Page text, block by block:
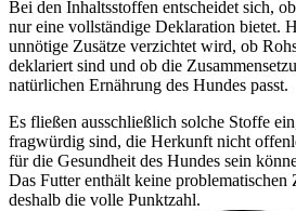
Bei den Inhaltsstoffen entscheidet sich,
nur eine vollständige Deklaration bietet.
unnötige Zusätze verzichtet wird, ob
deklariert sind und ob die
natürlichen Ernährung des Hundes passt.
Es fließen ausschließlich solche Stoffe
fragwürdig sind, die Herkunft nicht
für die Gesundheit des Hundes sein
Das Futter enthält keine problematischen
deshalb die volle Punktzahl.